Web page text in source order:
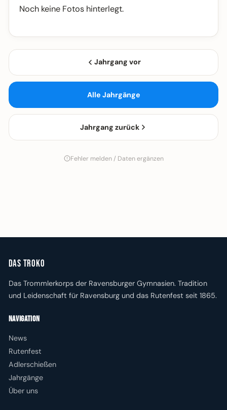
Noch keine Fotos hinterlegt.
Jahrgang vor
Alle Jahrgänge
Jahrgang zurück
Fehler melden / Daten ergänzen
Das Troko
Das Trommlerkorps der Ravensburger Gymnasien. Tradition
und Leidenschaft für Ravensburg und das Rutenfest seit 1865.
Navigation
News
Rutenfest
Adlerschießen
Jahrgänge
Über uns